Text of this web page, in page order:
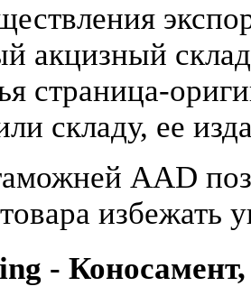
акцизный
страница-
складу, ее
AAD
избежать
-